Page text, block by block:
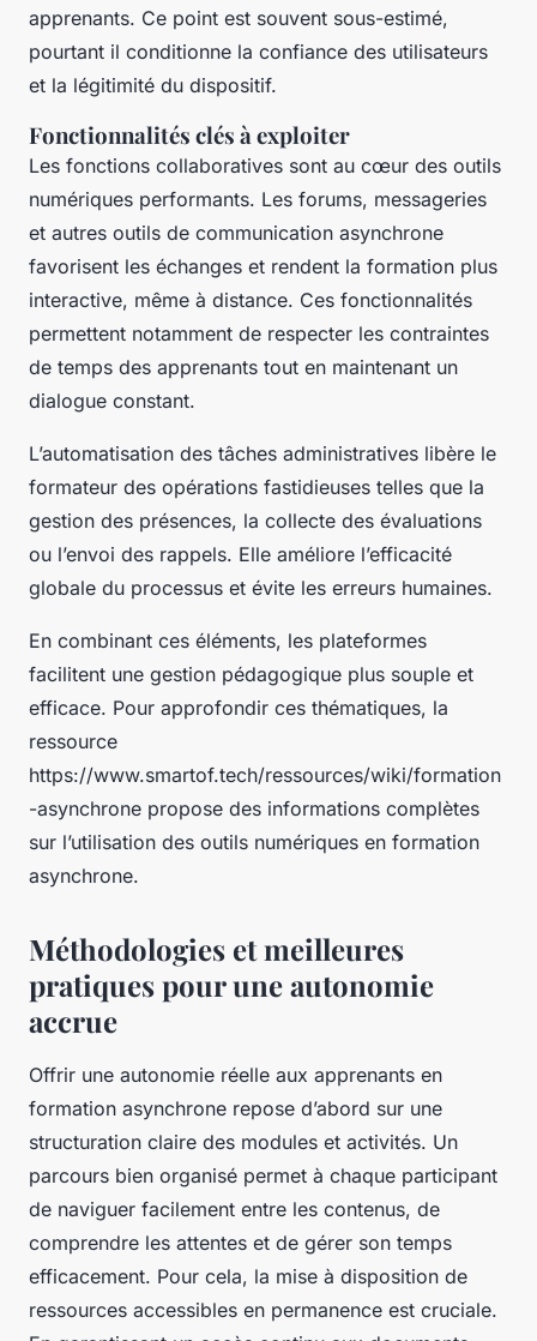
apprenants. Ce point est souvent sous-estimé,
pourtant il conditionne la confiance des utilisateurs
et la légitimité du dispositif.
Fonctionnalités clés à exploiter
Les fonctions collaboratives sont au cœur des outils
numériques performants. Les forums, messageries
et autres outils de communication asynchrone
favorisent les échanges et rendent la formation plus
interactive, même à distance. Ces fonctionnalités
permettent notamment de respecter les contraintes
de temps des apprenants tout en maintenant un
dialogue constant.
L’automatisation des tâches administratives libère le
formateur des opérations fastidieuses telles que la
gestion des présences, la collecte des évaluations
ou l’envoi des rappels. Elle améliore l’efficacité
globale du processus et évite les erreurs humaines.
En combinant ces éléments, les plateformes
facilitent une gestion pédagogique plus souple et
efficace. Pour approfondir ces thématiques, la
ressource
https://www.smartof.tech/ressources/wiki/formation
-asynchrone propose des informations complètes
sur l’utilisation des outils numériques en formation
asynchrone.
Méthodologies et meilleures
pratiques pour une autonomie
accrue
Offrir une autonomie réelle aux apprenants en
formation asynchrone repose d’abord sur une
structuration claire des modules et activités. Un
parcours bien organisé permet à chaque participant
de naviguer facilement entre les contenus, de
comprendre les attentes et de gérer son temps
efficacement. Pour cela, la mise à disposition de
ressources accessibles en permanence est cruciale.